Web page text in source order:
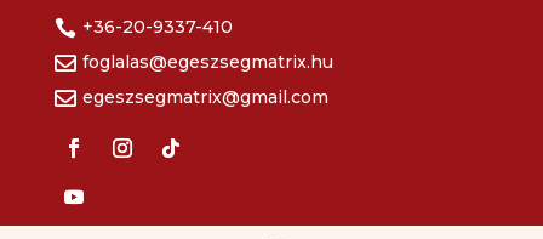
 +36-20-9337-410
 foglalas@egeszsegmatrix.hu
 egeszsegmatrix@gmail.com